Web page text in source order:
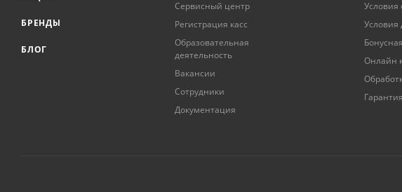
БРЕНДЫ
БЛОГ
Сервисный центр
Регистрация касс
Образовательная
деятельность
Вакансии
Сотрудники
Документация
Условия
Условия
Онлайн